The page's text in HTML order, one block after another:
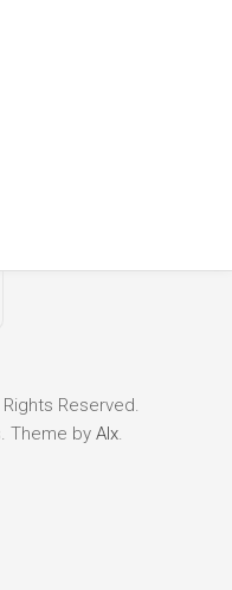
Reserved.
. Theme by Alx.